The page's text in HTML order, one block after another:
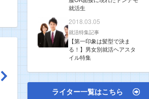
就活生
2018.03.05
就活特集記事
【第一印象は髪型で決ま
る！】男女別就活ヘアスタ
イル特集
ライター一覧はこちら